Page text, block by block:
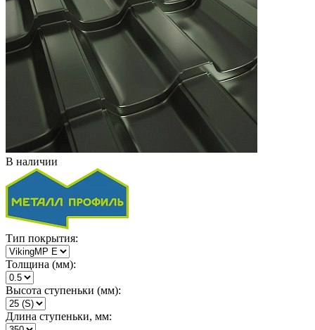
В наличии
Тип покрытия:
Толщина (мм):
Высота ступеньки (мм):
Длина ступеньки, мм: